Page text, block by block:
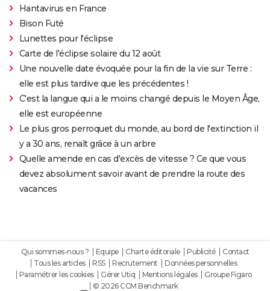
Hantavirus en France
Bison Futé
Lunettes pour l'éclipse
Carte de l'éclipse solaire du 12 août
Une nouvelle date évoquée pour la fin de la vie sur Terre :
elle est plus tardive que les précédentes !
C'est la langue qui a le moins changé depuis le Moyen Âge,
elle est européenne
Le plus gros perroquet du monde, au bord de l'extinction il
y a 30 ans, renaît grâce à un arbre
Quelle amende en cas d'excès de vitesse ? Ce que vous
devez absolument savoir avant de prendre la route des
vacances
Qui sommes-nous ? Equipe Charte éditoriale Publicité
Contact
Tous les articles
RSS Recrutement
Données personnelles
Paramétrer les cookies
Gérer Utiq Mentions légales
Groupe Figaro
© 2026 CCM Benchmark